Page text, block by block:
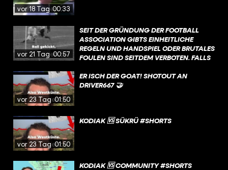
vor 18 Tagen00:33
vor 21 Tagen00:57
SEIT DER GRÜNDUNG DER FOOTBALL
ASSOCIATION GIBTS EINHEITLICHE
REGELN UND HANDSPIEL ODER BRUTALES
FOULEN SIND SEITDEM VERBOTEN. FALLS
MAL NICHT ZUFRIEDEN SEID, RUFT
EINFACH BEI FIFA-CHEF GANNI
vor 23 Tagen01:50
ER ISCH DER GOAT! SHOTOUT AN
DRIVER667 🤝
vor 23 Tagen01:50
KODIAK 🆚 SÜKRÜ #SHORTS
KODIAK 🆚 COMMUNITY #SHORTS